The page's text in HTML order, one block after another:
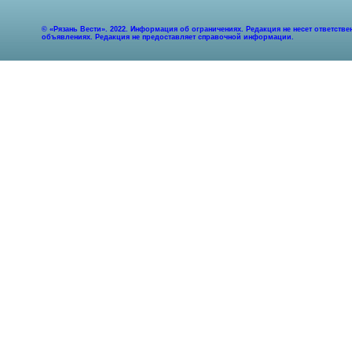
© «Рязань Вести». 2022. Информация об ограничениях. Редакция не несет
объявлениях. Редакция не предоставляет справочной информации.